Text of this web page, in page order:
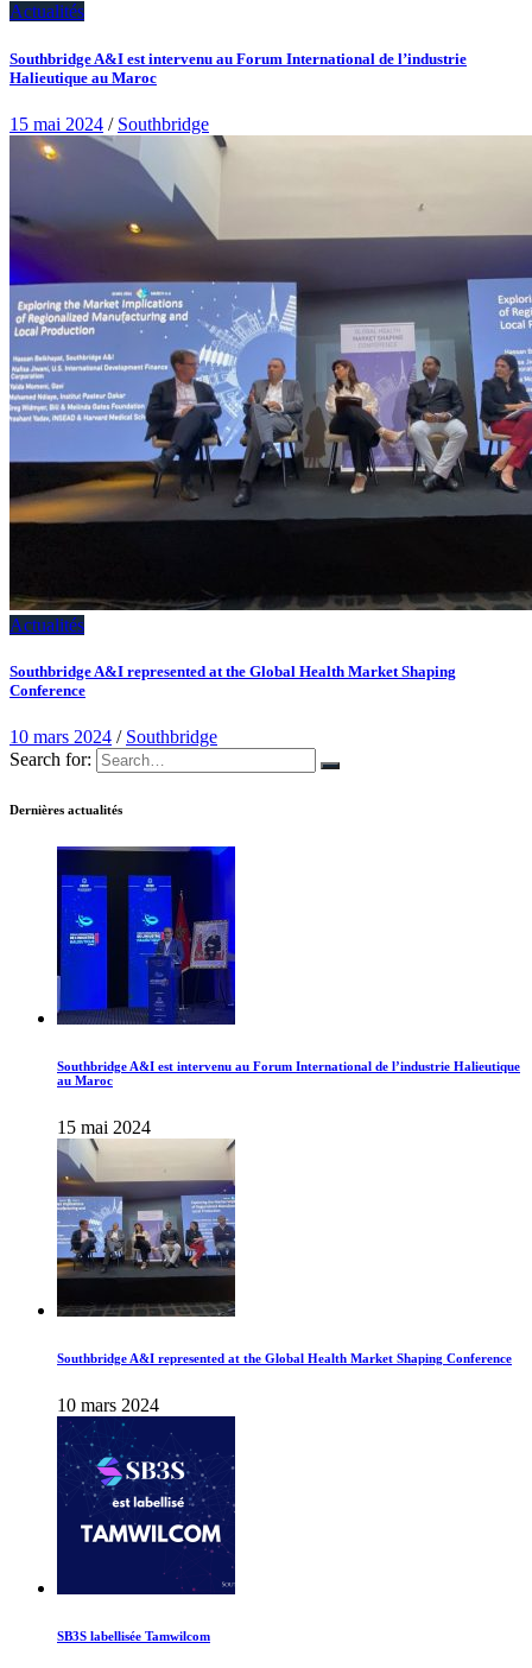
Actualités
Southbridge A&I est intervenu au Forum International de l’industrie
Halieutique au Maroc
15 mai 2024 / Southbridge
Actualités
Southbridge A&I represented at the Global Health Market Shaping
Conference
10 mars 2024 / Southbridge
Search for:
Dernières actualités
Southbridge A&I est intervenu au Forum International de l’industrie Halieutique
au Maroc
15 mai 2024
Southbridge A&I represented at the Global Health Market Shaping Conference
10 mars 2024
SB3S labellisée Tamwilcom